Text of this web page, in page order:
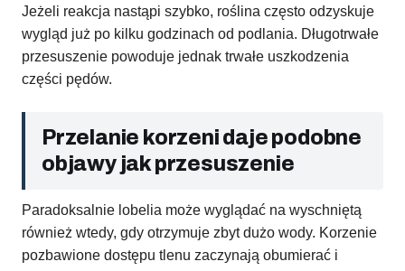
Jeżeli reakcja nastąpi szybko, roślina często odzyskuje
wygląd już po kilku godzinach od podlania. Długotrwałe
przesuszenie powoduje jednak trwałe uszkodzenia
części pędów.
Przelanie korzeni daje podobne
objawy jak przesuszenie
Paradoksalnie lobelia może wyglądać na wyschniętą
również wtedy, gdy otrzymuje zbyt dużo wody. Korzenie
pozbawione dostępu tlenu zaczynają obumierać i